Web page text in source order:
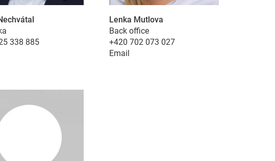
338 885
Lenka Mutlova
Back office
+420 702 073 027
Email
content available on the website. Such as YouTube,